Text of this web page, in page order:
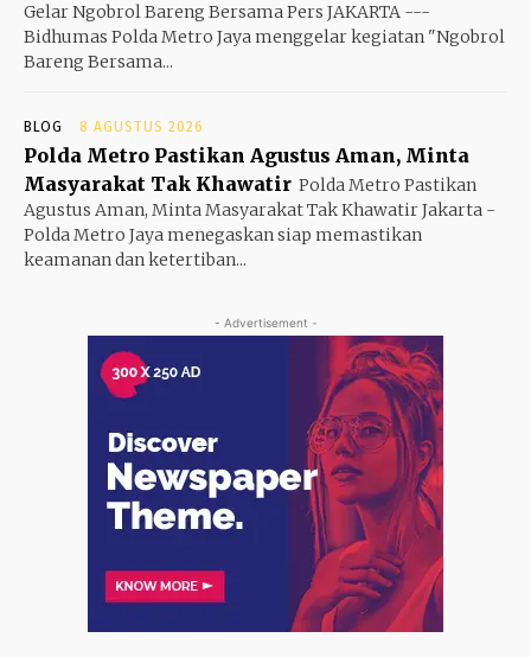
Gelar Ngobrol Bareng Bersama Pers JAKARTA ---
Bidhumas Polda Metro Jaya menggelar kegiatan "Ngobrol
Bareng Bersama...
BLOG 8 AGUSTUS 2026
Polda Metro Pastikan Agustus Aman, Minta
Masyarakat Tak Khawatir Polda Metro Pastikan
Agustus Aman, Minta Masyarakat Tak Khawatir Jakarta -
Polda Metro Jaya menegaskan siap memastikan
keamanan dan ketertiban...
- Advertisement -